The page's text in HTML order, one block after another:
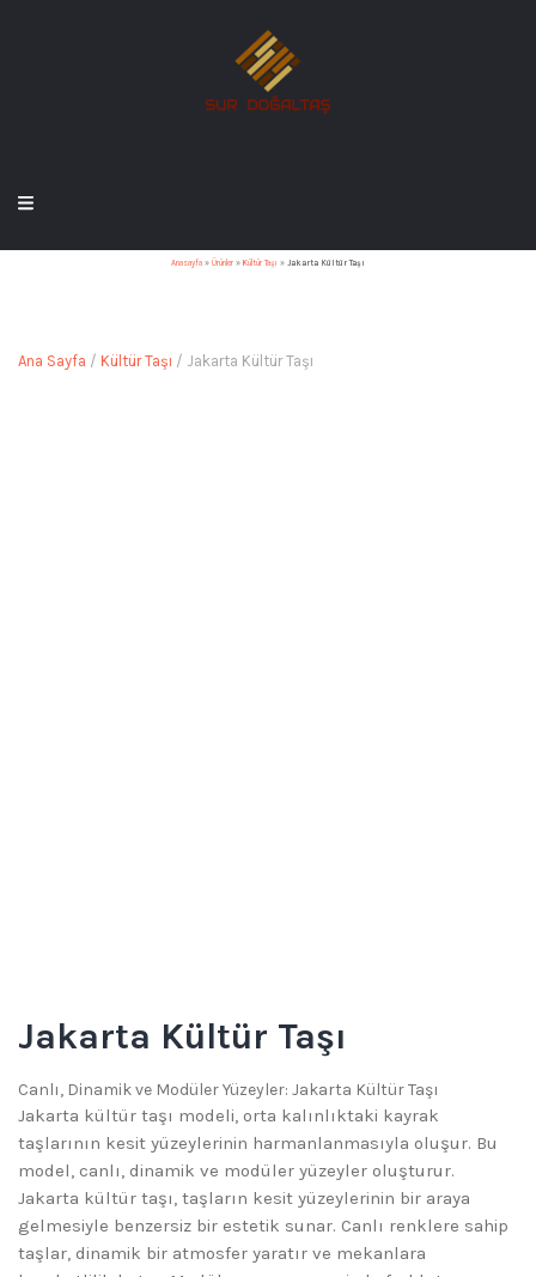
Anasayfa » Ürünler » Kültür Taşı » Jakarta Kültür Taşı
Ana Sayfa / Kültür Taşı / Jakarta Kültür Taşı
Jakarta Kültür Taşı
Canlı, Dinamik ve Modüler Yüzeyler: Jakarta Kültür Taşı
Jakarta kültür taşı modeli, orta kalınlıktaki kayrak
taşlarının kesit yüzeylerinin harmanlanmasıyla oluşur. Bu
model, canlı, dinamik ve modüler yüzeyler oluşturur.
Jakarta kültür taşı, taşların kesit yüzeylerinin bir araya
gelmesiyle benzersiz bir estetik sunar. Canlı renklere sahip
taşlar, dinamik bir atmosfer yaratır ve mekanlara